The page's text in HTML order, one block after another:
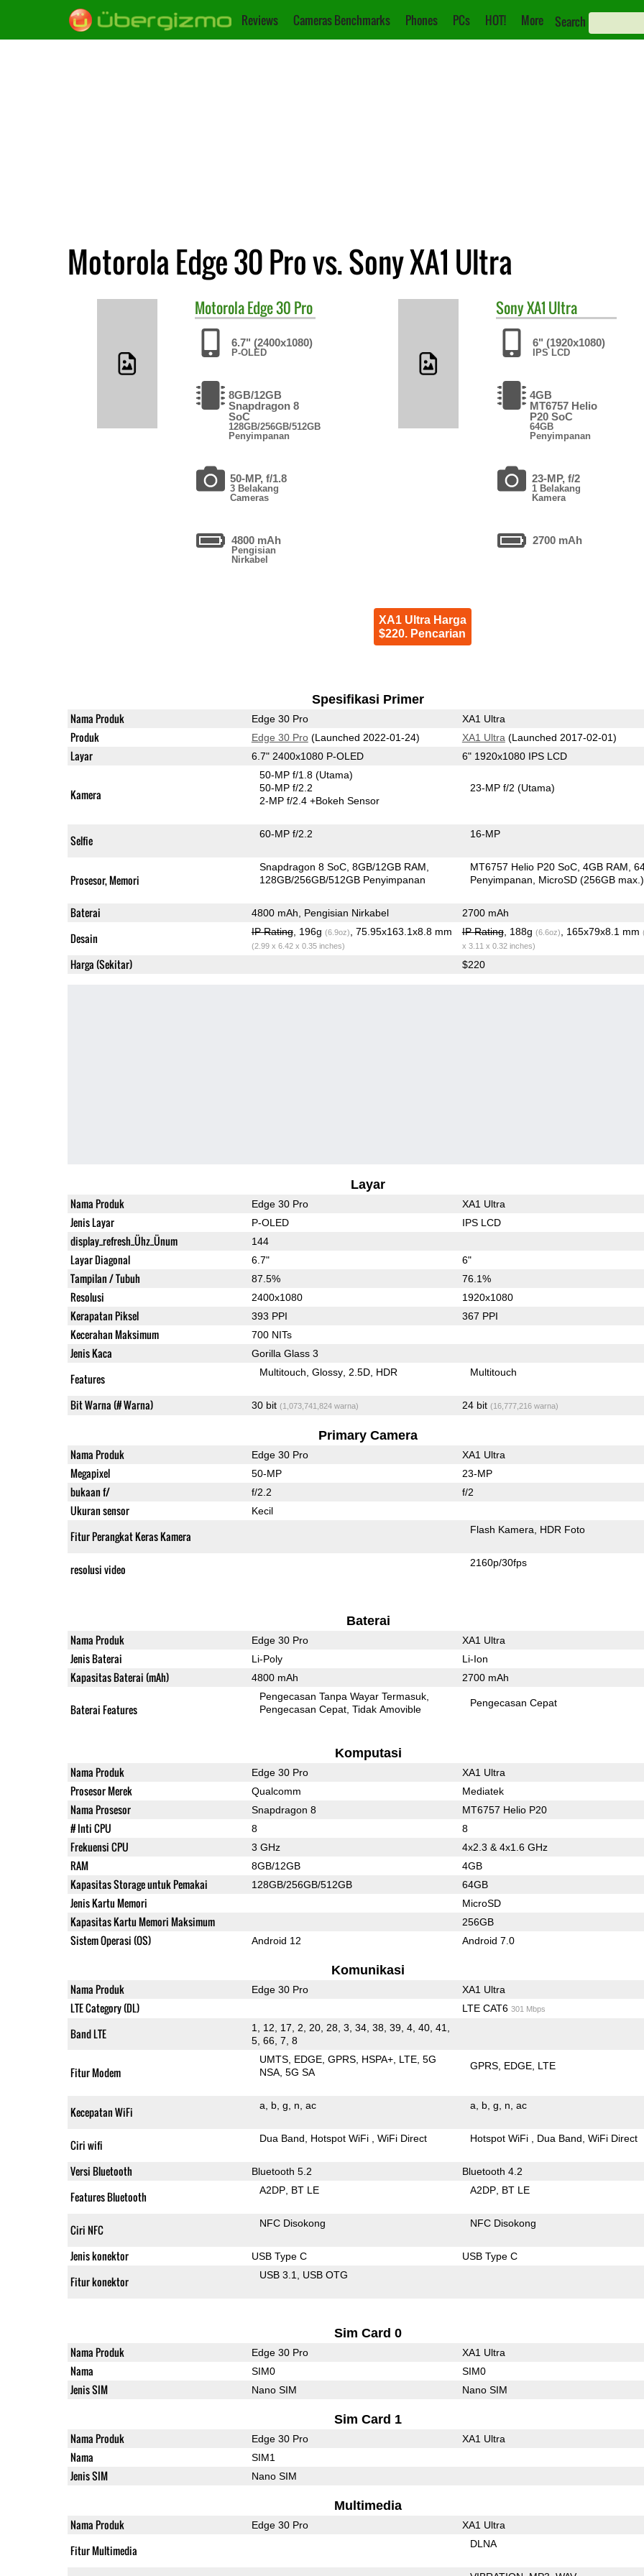
Reviews Cameras Benchmarks Phones PCs HOT! More Search
Motorola Edge 30 Pro vs. Sony XA1 Ultra
MotorolaEdge 30 Pro
6.7" (2400x1080)
P-OLED
8GB/12GB
Snapdragon 8
SoC
128GB/256GB/512GB
Penyimpanan
50-MP, f/1.8
3 Belakang
Cameras
4800 mAh
Pengisian
Nirkabel
SonyXA1 Ultra
6" (1920x1080)
IPS LCD
4GB
MT6757 Helio
P20 SoC
64GB
Penyimpanan
23-MP, f/2
1 Belakang
Kamera
2700 mAh
XA1 Ultra Harga
$220. Pencarian
Spesifikasi Primer
Nama Produk Edge 30 Pro XA1 Ultra
Produk Edge 30 Pro(Launched 2022-01-24) XA1 Ultra (Launched 2017-02-01)
Layar 6.7" 2400x1080 P-OLED 6" 1920x1080 IPS LCD
Kamera
50-MP f/1.8(Utama)
50-MP f/2.2
2-MP f/2.4+Bokeh Sensor
23-MP f/2(Utama)
Selfie 60-MP f/2.2 16-MP
Prosesor, Memori
Snapdragon 8 SoC 8GB/12GB RAM
128GB/256GB/512GB Penyimpanan
MT6757 Helio P20 SoC 4GB RAM
Penyimpanan
MicroSD (256GB max.)
Baterai 4800 mAh, Pengisian Nirkabel 2700 mAh
Desain IP Rating, 196g (6.9oz) , 75.95x163.1x8.8 mm
(2.99 x 6.42 x 0.35 inches)
IP Rating, 188g (6.6oz) , 165x79x8.1 mm
x 3.11 x 0.32 inches)
Harga (Sekitar) $220
Layar
Nama Produk Edge 30 Pro XA1 Ultra
Jenis Layar P-OLED IPS LCD
display_refresh_Ühz_Ünum 144
Layar Diagonal 6.7" 6"
Tampilan / Tubuh 87.5% 76.1%
Resolusi 2400x1080 1920x1080
Kerapatan Piksel 393 PPI 367 PPI
Kecerahan Maksimum 700 NITs
Jenis Kaca Gorilla Glass 3
Features Multitouch Glossy 2.5D HDR Multitouch
Bit Warna (# Warna) 30 bit (1,073,741,824 warna) 24 bit (16,777,216 warna)
Primary Camera
Nama Produk Edge 30 Pro XA1 Ultra
Megapixel 50-MP 23-MP
bukaan f/ f/2.2 f/2
Ukuran sensor Kecil
Fitur Perangkat Keras Kamera Flash Kamera HDR Foto
resolusi video 2160p/30fps
Baterai
Nama Produk Edge 30 Pro XA1 Ultra
Jenis Baterai Li-Poly Li-Ion
Kapasitas Baterai (mAh) 4800 mAh 2700 mAh
Baterai Features
Pengecasan Tanpa Wayar Termasuk
Pengecasan Cepat Tidak Amovible
Pengecasan Cepat
Komputasi
Nama Produk Edge 30 Pro XA1 Ultra
Prosesor Merek Qualcomm Mediatek
Nama Prosesor Snapdragon 8 MT6757 Helio P20
# Inti CPU 8 8
Frekuensi CPU 3 GHz 4x2.3 & 4x1.6 GHz
RAM 8GB/12GB 4GB
Kapasitas Storage untuk Pemakai 128GB/256GB/512GB 64GB
Jenis Kartu Memori MicroSD
Kapasitas Kartu Memori Maksimum 256GB
Sistem Operasi (OS) Android 12 Android 7.0
Komunikasi
Nama Produk Edge 30 Pro XA1 Ultra
LTE Category (DL) LTE CAT6 301 Mbps
Band LTE
1, 12, 17, 2, 20, 28, 3, 34, 38, 39, 4, 40, 41,
5, 66, 7, 8
Fitur Modem
UMTS EDGE GPRS HSPA+ LTE 5G
NSA 5G SA
GPRS EDGE LTE
Kecepatan WiFi a b g n ac a b g n ac
Ciri wifi Dua Band Hotspot WiFi WiFi Direct Hotspot WiFi Dua Band WiFi Direct
Versi Bluetooth Bluetooth 5.2 Bluetooth 4.2
Features Bluetooth A2DP BT LE A2DP BT LE
Ciri NFC NFC Disokong NFC Disokong
Jenis konektor USB Type C USB Type C
Fitur konektor USB 3.1 USB OTG
Sim Card 0
Nama Produk Edge 30 Pro XA1 Ultra
Nama SIM0 SIM0
Jenis SIM Nano SIM Nano SIM
Sim Card 1
Nama Produk Edge 30 Pro XA1 Ultra
Nama SIM1
Jenis SIM Nano SIM
Multimedia
Nama Produk Edge 30 Pro XA1 Ultra
Fitur Multimedia DLNA